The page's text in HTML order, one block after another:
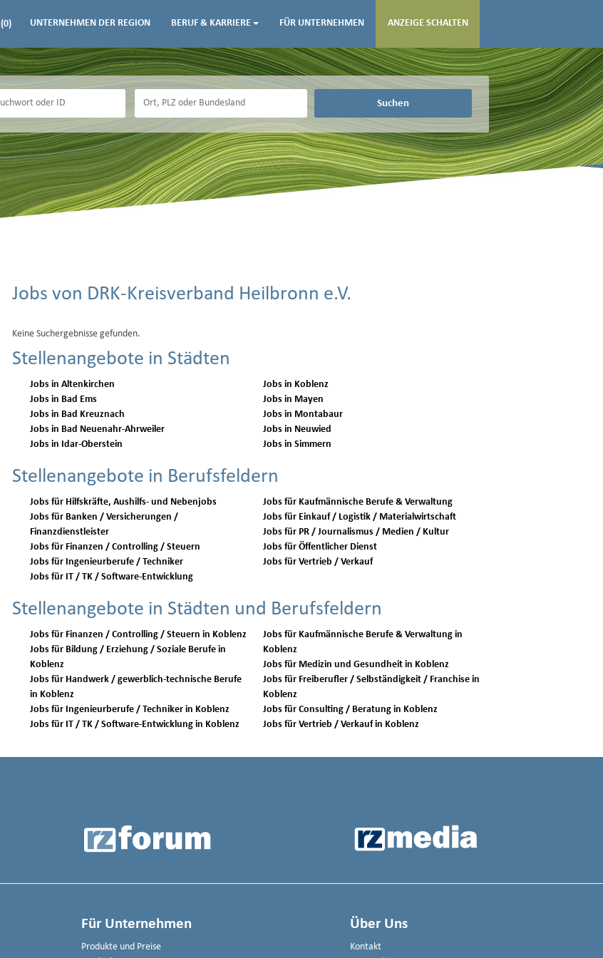
(0) UNTERNEHMEN DER REGION BERUF & KARRIERE FÜR UNTERNEHMEN ANZEIGE SCHALTEN
Suchen
Jobs von DRK-Kreisverband Heilbronn e.V.
Keine Suchergebnisse gefunden.
Stellenangebote in Städten
Jobs in Altenkirchen
Jobs in Bad Ems
Jobs in Bad Kreuznach
Jobs in Bad Neuenahr-Ahrweiler
Jobs in Idar-Oberstein
Jobs in Koblenz
Jobs in Mayen
Jobs in Montabaur
Jobs in Neuwied
Jobs in Simmern
Stellenangebote in Berufsfeldern
Jobs für Hilfskräfte, Aushilfs- und Nebenjobs
Jobs für Banken / Versicherungen /
Finanzdienstleister
Jobs für Finanzen / Controlling / Steuern
Jobs für Ingenieurberufe / Techniker
Jobs für IT / TK / Software-Entwicklung
Jobs für Kaufmännische Berufe & Verwaltung
Jobs für Einkauf / Logistik / Materialwirtschaft
Jobs für PR / Journalismus / Medien / Kultur
Jobs für Öffentlicher Dienst
Jobs für Vertrieb / Verkauf
Stellenangebote in Städten und Berufsfeldern
Jobs für Finanzen / Controlling / Steuern in Koblenz
Jobs für Bildung / Erziehung / Soziale Berufe in
Koblenz
Jobs für Handwerk / gewerblich-technische Berufe
in Koblenz
Jobs für Ingenieurberufe / Techniker in Koblenz
Jobs für IT / TK / Software-Entwicklung in Koblenz
Jobs für Kaufmännische Berufe & Verwaltung in
Koblenz
Jobs für Medizin und Gesundheit in Koblenz
Jobs für Freiberufler / Selbständigkeit / Franchise in
Koblenz
Jobs für Consulting / Beratung in Koblenz
Jobs für Vertrieb / Verkauf in Koblenz
Für Unternehmen
Produkte und Preise
Über Uns
Kontakt